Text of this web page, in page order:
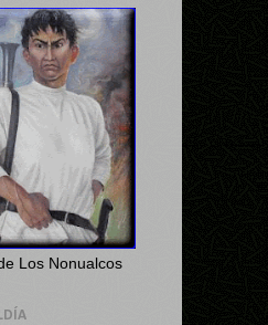
Los Nonualcos